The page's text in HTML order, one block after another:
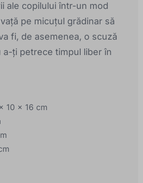
ale copilului într-un mod
pe micuțul grădinar să
fi, de asemenea, o scuză
a-ți petrece timpul liber în
10 x 16 cm